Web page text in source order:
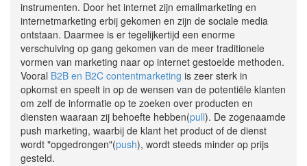
instrumenten. Door het internet zijn emailmarketing en
internetmarketing erbij gekomen en zijn de sociale media
ontstaan. Daarmee is er tegelijkertijd een enorme
verschuiving op gang gekomen van de meer traditionele
vormen van marketing naar op internet gestoelde methoden.
Vooral B2B en B2C contentmarketing is zeer sterk in
opkomst en speelt in op de wensen van de potentiële klanten
om zelf de informatie op te zoeken over producten en
diensten waaraan zij behoefte hebben(pull). De zogenaamde
push marketing, waarbij de klant het product of de dienst
wordt "opgedrongen"(push), wordt steeds minder op prijs
gesteld.